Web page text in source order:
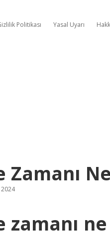
Politikası Yasal Uyarı
Zamanı
zamanı